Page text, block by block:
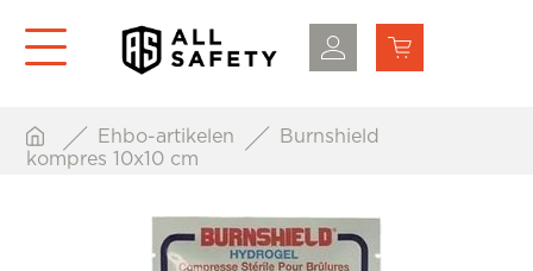
Ehbo-artikelen
Burnshield
kompres 10x10 cm